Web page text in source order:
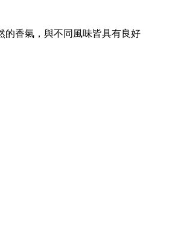
香氣，與不同風味皆具有良好